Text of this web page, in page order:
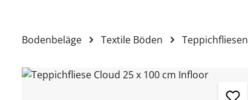
Bodenbeläge Textile Böden Teppichfliesen
Bildergalerie überspringen